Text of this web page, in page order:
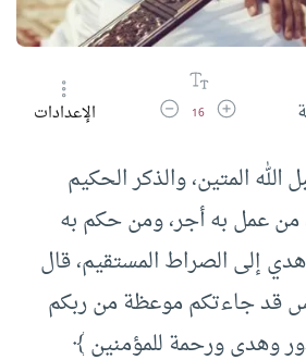
زيادة حجم الخط
16 تقليل حجم الخطالإعدادات
الله المتين، والذكر الحكيم
من عمل به أجر، ومن حكم به
إلى الصراط المستقيم، قال
قد جاءتكم موعظة من ربكم
وهدى ورحمة للمؤمنين ﴾